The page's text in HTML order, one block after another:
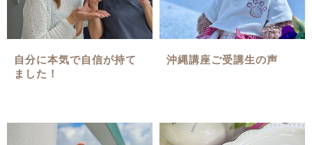
自分に本気で自信が持て
ました！
沖縄講座ご受講生の声